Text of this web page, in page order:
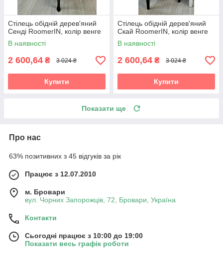
Стілець обідній дерев'яний
Сенді RoomerIN, колір венге
В наявності
2 600,64 ₴ 3 024 ₴
Купити
Стілець обідній дерев'яний
Скай RoomerIN, колір венге
В наявності
2 600,64 ₴ 3 024 ₴
Купити
Показати ще
Про нас
63% позитивних з 45 відгуків за рік
Працює з 12.07.2010
м. Бровари
вул. Чорних Запорожців, 72, Бровари, Україна
Контакти
Сьогодні працює з 10:00 до 19:00
Показати весь графік роботи